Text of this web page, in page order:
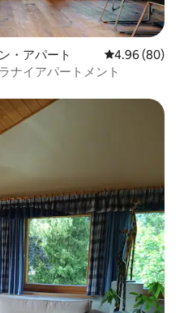
・アパート レビュー80件
4.96 (80)
ナイアパートメント